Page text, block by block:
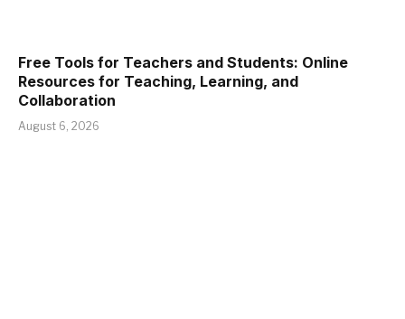
Free Tools for Teachers and Students: Online
Resources for Teaching, Learning, and
Collaboration
August 6, 2026